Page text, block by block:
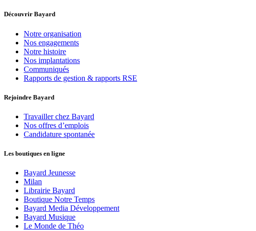
Découvrir Bayard
Notre organisation
Nos engagements
Notre histoire
Nos implantations
Communiqués
Rapports de gestion & rapports RSE
Rejoindre Bayard
Travailler chez Bayard
Nos offres d’emplois
Candidature spontanée
Les boutiques en ligne
Bayard Jeunesse
Milan
Librairie Bayard
Boutique Notre Temps
Bayard Media Développement
Bayard Musique
Le Monde de Théo